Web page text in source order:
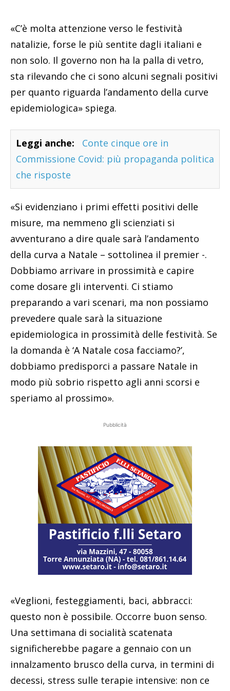
«C’è molta attenzione verso le festività
natalizie, forse le più sentite dagli italiani e
non solo. Il governo non ha la palla di vetro,
sta rilevando che ci sono alcuni segnali positivi
per quanto riguarda l’andamento della curve
epidemiologica» spiega.
Leggi anche:
Conte cinque ore in
Commissione Covid: più propaganda politica
che risposte
«Si evidenziano i primi effetti positivi delle
misure, ma nemmeno gli scienziati si
avventurano a dire quale sarà l’andamento
della curva a Natale – sottolinea il premier -.
Dobbiamo arrivare in prossimità e capire
come dosare gli interventi. Ci stiamo
preparando a vari scenari, ma non possiamo
prevedere quale sarà la situazione
epidemiologica in prossimità delle festività. Se
la domanda è ‘A Natale cosa facciamo?’,
dobbiamo predisporci a passare Natale in
modo più sobrio rispetto agli anni scorsi e
speriamo al prossimo».
Pubblicità
«Veglioni, festeggiamenti, baci, abbracci:
questo non è possibile. Occorre buon senso.
Una settimana di socialità scatenata
significherebbe pagare a gennaio con un
innalzamento brusco della curva, in termini di
decessi, stress sulle terapie intensive: non ce